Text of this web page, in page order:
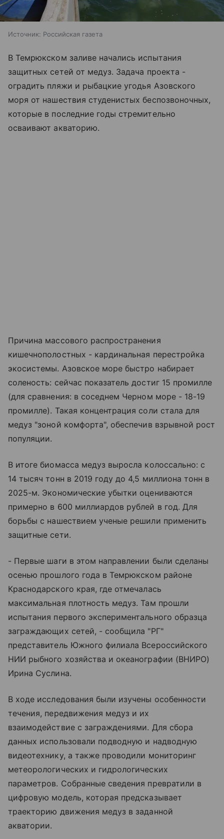
Источник: Российская газета
В Темрюкском заливе начались испытания
защитных сетей от медуз. Задача проекта -
оградить пляжи и рыбацкие угодья Азовского
моря от нашествия студенистых беспозвоночных,
которые в последние годы стремительно
осваивают акваторию.
Причина массового распространения
кишечнополостных - кардинальная перестройка
экосистемы. Азовское море быстро набирает
соленость: сейчас показатель достиг 15 промилле
(для сравнения: в соседнем Черном море - 18-19
промилле). Такая концентрация соли стала для
медуз "зоной комфорта", обеспечив взрывной рост
популяции.
В итоге биомасса медуз выросла колоссально: с
14 тысяч тонн в 2019 году до 4,5 миллиона тонн в
2025-м. Экономические убытки оцениваются
примерно в 600 миллиардов рублей в год. Для
борьбы с нашествием ученые решили применить
защитные сети.
- Первые шаги в этом направлении были сделаны
осенью прошлого года в Темрюкском районе
Краснодарского края, где отмечалась
максимальная плотность медуз. Там прошли
испытания первого экспериментального образца
заграждающих сетей, - сообщила "РГ"
представитель Южного филиала Всероссийского
НИИ рыбного хозяйства и океанографии (ВНИРО)
Ирина Суслина.
В ходе исследования были изучены особенности
течения, передвижения медуз и их
взаимодействие с заграждениями. Для сбора
данных использовали подводную и надводную
видеотехнику, а также проводили мониторинг
метеорологических и гидрологических
параметров. Собранные сведения превратили в
цифровую модель, которая предсказывает
траекторию движения медуз в заданной
акватории.